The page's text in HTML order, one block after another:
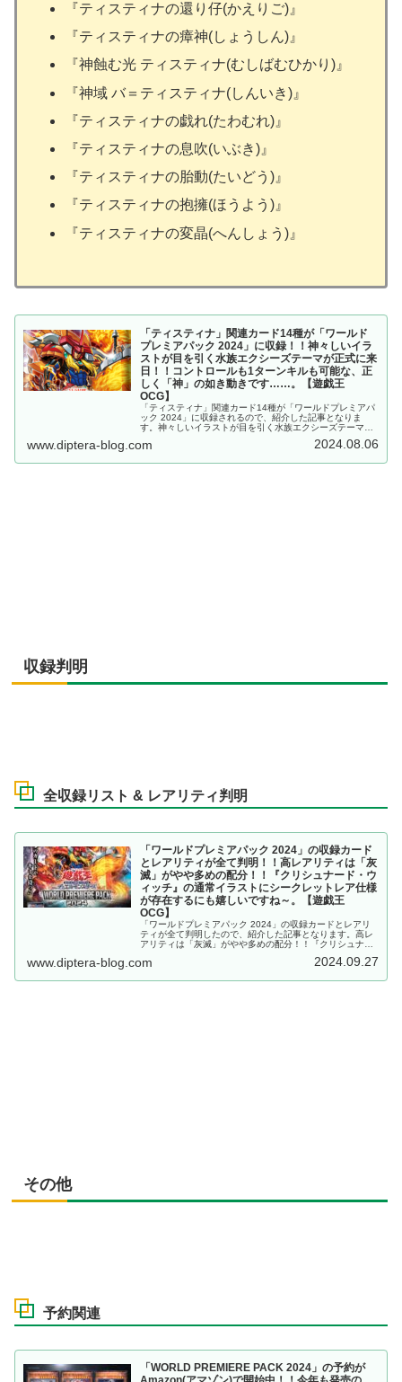
『ティスティナの還り仔(かえりご)』
『ティスティナの瘴神(しょうしん)』
『神蝕む光 ティスティナ(むしばむひかり)』
『神域 バ＝ティスティナ(しんいき)』
『ティスティナの戯れ(たわむれ)』
『ティスティナの息吹(いぶき)』
『ティスティナの胎動(たいどう)』
『ティスティナの抱擁(ほうよう)』
『ティスティナの変晶(へんしょう)』
「ティスティナ」関連カード14種が「ワールド
プレミアパック 2024」に収録！！神々しいイラ
ストが目を引く水族エクシーズテーマが正式に来
日！！コントロールも1ターンキルも可能な、正
しく「神」の如き動きです……。【遊戯王
OCG】
「ティスティナ」関連カード14種が「ワールドプレミアパ
ック 2024」に収録されるので、紹介した記事となりま
す。神々しいイラストが目を引く水族エクシーズテーマが
しく「神」の如き動きです……。【遊戯王OCG】
www.diptera-blog.com 2024.08.06
収録判明
全収録リスト & レアリティ判明
「ワールドプレミアパック 2024」の収録カード
とレアリティが全て判明！！高レアリティは「灰
滅」がやや多めの配分！！『クリシュナード・ウ
ィッチ』の通常イラストにシークレットレア仕様
が存在するにも嬉しいですね～。【遊戯王
OCG】
「ワールドプレミアパック 2024」の収録カードとレアリ
ティが全て判明したので、紹介した記事となります。高レ
アリティは「灰滅」がやや多めの配分！！『クリシュナー
存在するにも嬉しいですね～。【遊戯王OCG】
www.diptera-blog.com 2024.09.27
その他
予約関連
「WORLD PREMIERE PACK 2024」の予約が